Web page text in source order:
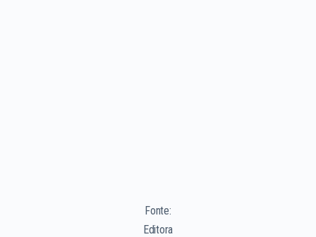
Fonte:
Editora